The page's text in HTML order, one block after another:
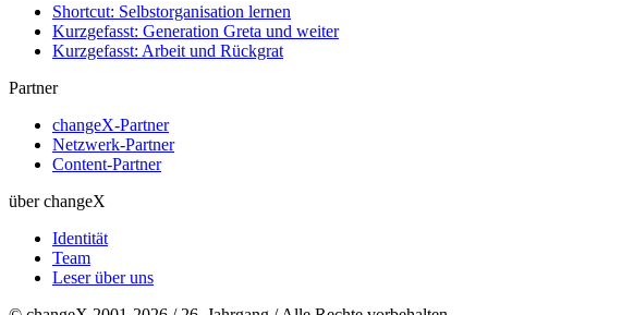
Shortcut: Selbstorganisation lernen
Kurzgefasst: Generation Greta und weiter
Kurzgefasst: Arbeit und Rückgrat
Partner
changeX-Partner
Netzwerk-Partner
Content-Partner
über changeX
Identität
Team
Leser über uns